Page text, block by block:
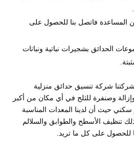
المساعدة فاتصل بنا للحصول على
الحدائق بشجيرات نباتية ونباتات
شركة تنسيق حدائق منزلية
وصنفرة للثلج في أي مكان من أكبر
حيث أن لدينا المعدات المناسبة
تنظيف الأسطح والطوابق والسلالم
للحصول على كل ما تريد.